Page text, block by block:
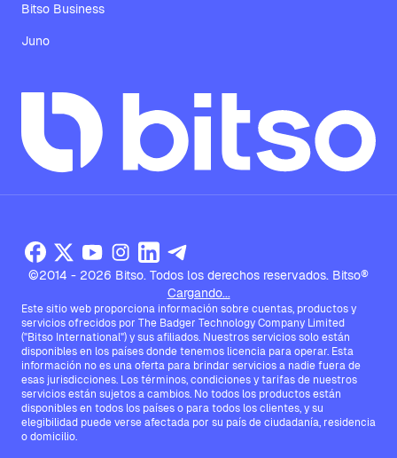
Bitso Business
Juno
©2014 - 2026 Bitso. Todos los derechos reservados. Bitso®
Cargando...
Este sitio web proporciona información sobre cuentas, productos y
servicios ofrecidos por The Badger Technology Company Limited
("Bitso International") y sus afiliados. Nuestros servicios solo están
disponibles en los países donde tenemos licencia para operar. Esta
información no es una oferta para brindar servicios a nadie fuera de
esas jurisdicciones. Los términos, condiciones y tarifas de nuestros
servicios están sujetos a cambios. No todos los productos están
disponibles en todos los países o para todos los clientes, y su
elegibilidad puede verse afectada por su país de ciudadanía, residencia
o domicilio.